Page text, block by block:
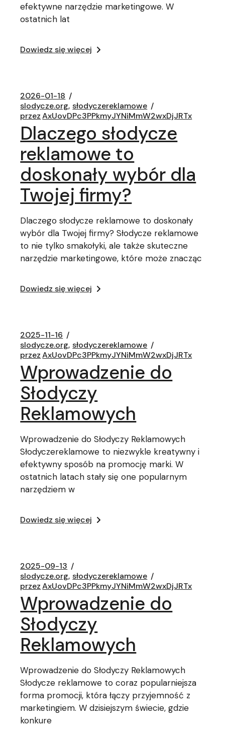
efektywne narzędzie marketingowe. W
ostatnich lat
Dowiedz się więcej
2026-01-18
slodycze.org słodyczereklamowe
przez AxUovDPc3PPkmyJYNiMmW2wxDjJRTx
Dlaczego słodycze
reklamowe to
doskonały wybór dla
Twojej firmy?
Dlaczego słodycze reklamowe to doskonały
wybór dla Twojej firmy? Słodycze reklamowe
to nie tylko smakołyki, ale także skuteczne
narzędzie marketingowe, które może znacząc
Dowiedz się więcej
2025-11-16
slodycze.org słodyczereklamowe
przez AxUovDPc3PPkmyJYNiMmW2wxDjJRTx
Wprowadzenie do
Słodyczy
Reklamowych
Wprowadzenie do Słodyczy Reklamowych
Słodyczereklamowe to niezwykle kreatywny i
efektywny sposób na promocję marki. W
ostatnich latach stały się one popularnym
narzędziem w
Dowiedz się więcej
2025-09-13
slodycze.org słodyczereklamowe
przez AxUovDPc3PPkmyJYNiMmW2wxDjJRTx
Wprowadzenie do
Słodyczy
Reklamowych
Wprowadzenie do Słodyczy Reklamowych
Słodycze reklamowe to coraz popularniejsza
forma promocji, która łączy przyjemność z
marketingiem. W dzisiejszym świecie, gdzie
konkure